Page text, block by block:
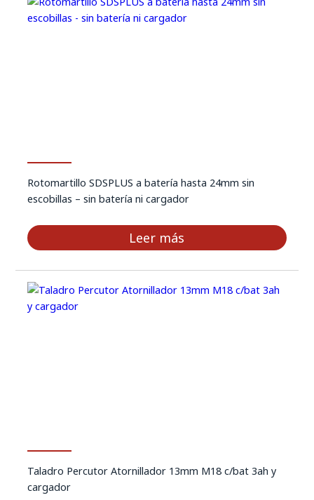
Rotomartillo SDSPLUS a batería hasta 24mm sin
escobillas – sin batería ni cargador
Leer más
Taladro Percutor Atornillador 13mm M18 c/bat 3ah y
cargador